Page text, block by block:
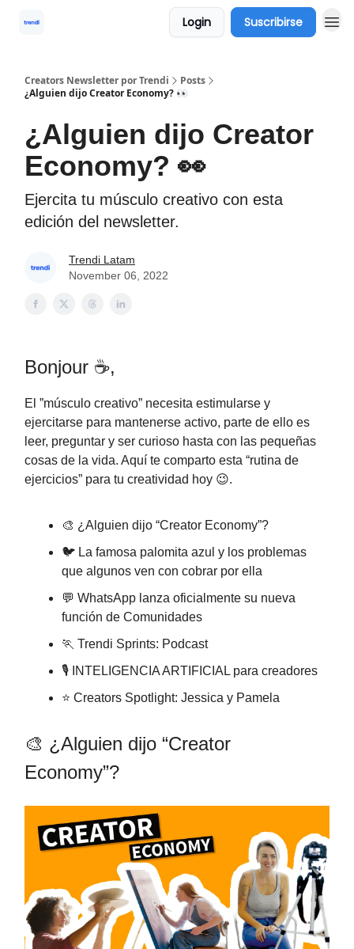
Login Suscribirse
Creators Newsletter por Trendi
Posts
¿Alguien dijo Creator Economy? 👀
¿Alguien dijo Creator
Economy? 👀
Ejercita tu músculo creativo con esta
edición del newsletter.
Trendi Latam
November 06, 2022
Bonjour ☕,
El ”músculo creativo” necesita estimularse y
ejercitarse para mantenerse activo, parte de ello es
leer, preguntar y ser curioso hasta con las pequeñas
cosas de la vida. Aquí te comparto esta “rutina de
ejercicios” para tu creatividad hoy 😉.
🎨 ¿Alguien dijo “Creator Economy”?
🐦 La famosa palomita azul y los problemas
que algunos ven con cobrar por ella
💬 WhatsApp lanza oficialmente su nueva
función de Comunidades
🏃 Trendi Sprints: Podcast
🎙️ INTELIGENCIA ARTIFICIAL para creadores
⭐ Creators Spotlight: Jessica y Pamela
🎨 ¿Alguien dijo “Creator
Economy”?